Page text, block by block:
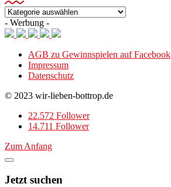
Kategorien
- Werbung -
AGB zu Gewinnspielen auf Facebook
Impressum
Datenschutz
© 2023 wir-lieben-bottrop.de
22.572 Follower
14.711 Follower
Zum Anfang
Jetzt suchen